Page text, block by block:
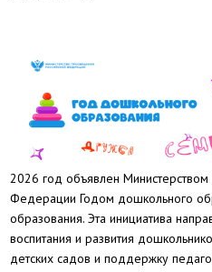
2026 год объявлен Министерством
Федерации Годом дошкольного
образования. Эта инициатива
воспитания и развития
детских садов и поддержку